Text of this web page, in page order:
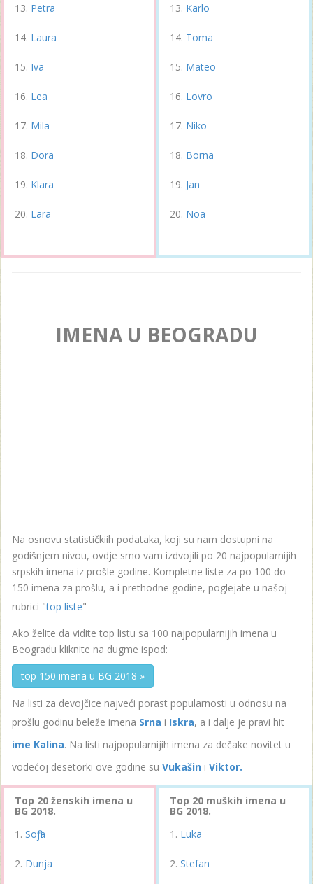
Petra
Laura
Iva
Lea
Mila
Dora
Klara
Lara
Karlo
Toma
Mateo
Lovro
Niko
Borna
Jan
Noa
IMENA U BEOGRADU
Na osnovu statističkiih podataka, koji su nam dostupni na
godišnjem nivou, ovdje smo vam izdvojili po 20 najpopularnijih
srpskih imena iz prošle godine. Kompletne liste za po 100 do
150 imena za prošlu, a i prethodne godine, poglejate u našoj
rubrici "top liste"
Ako želite da vidite top listu sa 100 najpopularnijih imena u
Beogradu kliknite na dugme ispod:
top 150 imena u BG 2018 »
Na listi za devojčice najveći porast popularnosti u odnosu na
prošlu godinu beleže imena Srna i Iskra, a i dalje je pravi hit
ime Kalina. Na listi najpopularnijih imena za dečake novitet u
vodećoj desetorki ove godine su Vukašin i Viktor.
Top 20 ženskih imena u
BG 2018.
Sofija
Dunja
Top 20 muških imena u
BG 2018.
Luka
Stefan